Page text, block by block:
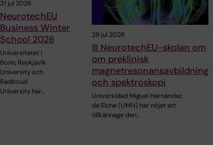
31 jul 2026
NeurotechEU
Business Winter
School 2026
Universitetet i
Bonn, Reykjavík
University och
Radboud
University har…
29 jul 2026
III NeurotechEU-skolan om
om preklinisk
magnetresonansavbildning
och spektroskopi
Universidad Miguel Hernández
de Elche (UMH) har nöjet att
tillkännage den…